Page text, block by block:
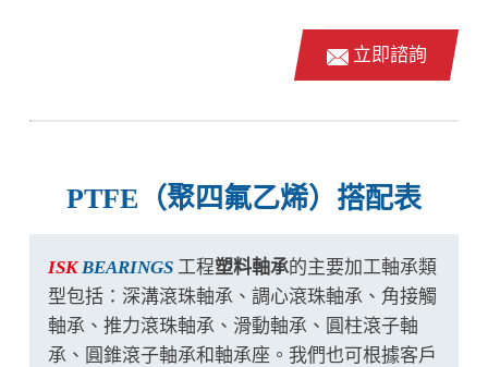
立即諮詢
PTFE（聚四氟乙烯）搭配表
ISK BEARINGS工程塑料軸承的主要加工軸承類
型包括：深溝滾珠軸承、調心滾珠軸承、角接觸
軸承、推力滾珠軸承、滑動軸承、圓柱滾子軸
承、圓錐滾子軸承和軸承座。我們也可根據客戶